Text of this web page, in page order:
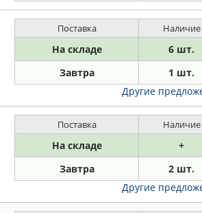
Поставка Наличие
На складе 6 шт.
Завтра 1 шт.
Другие
Поставка Наличие
На складе +
Завтра 2 шт.
Другие